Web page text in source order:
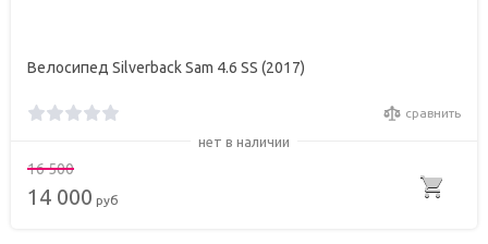
Велосипед Silverback Sam 4.6 SS (2017)
сравнить
нет в наличии
16 500
14 000 руб